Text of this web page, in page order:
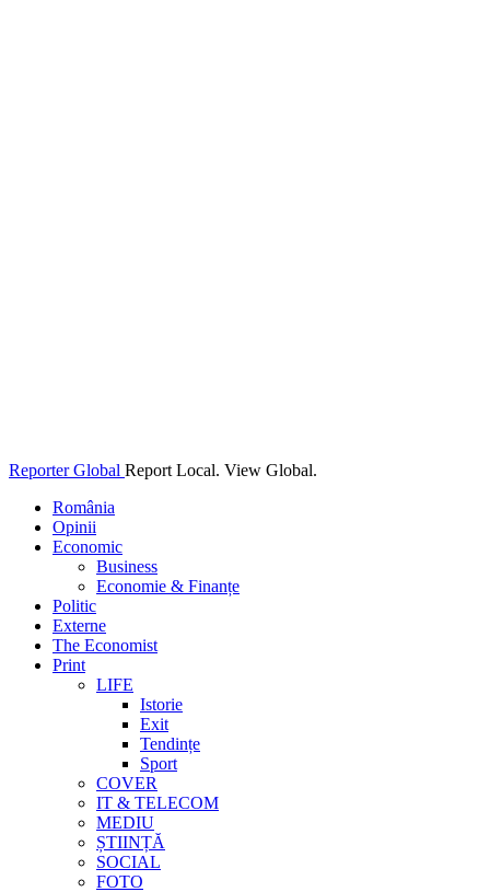
Reporter Global Report Local. View Global.
România
Opinii
Economic
Business
Economie & Finanțe
Politic
Externe
The Economist
Print
LIFE
Istorie
Exit
Tendințe
Sport
COVER
IT & TELECOM
MEDIU
ȘTIINȚĂ
SOCIAL
FOTO